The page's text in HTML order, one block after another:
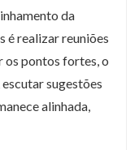
da
é realizar reuniões
os pontos fortes, o
sugestões
alinhada,